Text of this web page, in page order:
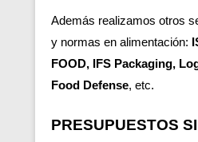
Además realizamos otros
y normas en alimentación:
FOOD, IFS Packaging,
Food Defense, etc.
PRESUPUESTOS